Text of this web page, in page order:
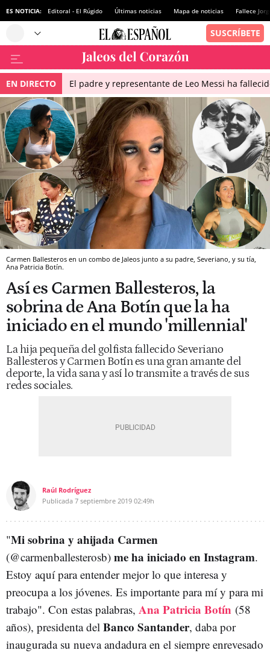
ES NOTICIA: Editoral - El Rúgido Últimas noticias Mapa de noticias Fallece
EN DIRECTO El padre y representante de Leo Messi ha
Carmen Ballesteros en un combo de Jaleos junto a su padre, Severiano, y su tía,
Ana Patricia Botín.
Así es Carmen Ballesteros, la
sobrina de Ana Botín que la ha
iniciado en el mundo 'millennial'
La hija pequeña del golfista fallecido Severiano
Ballesteros y Carmen Botín es una gran amante del
deporte, la vida sana y así lo transmite a través de sus
redes sociales.
Raúl Rodríguez
Publicada 7 septiembre 2019 02:49h
"Mi sobrina y ahijada Carmen
(@carmenballesterosb) me ha iniciado en Instagram.
Estoy aquí para entender mejor lo que interesa y
preocupa a los jóvenes. Es importante para mí y para mi
trabajo". Con estas palabras, Ana Patricia Botín (58
años), presidenta del Banco Santander, daba por
inaugurada su nueva andadura en el siempre enrevesado